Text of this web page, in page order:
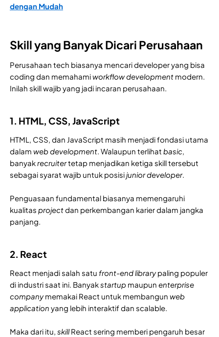
dengan Mudah
Skill yang Banyak Dicari Perusahaan
Perusahaan tech biasanya mencari developer yang bisa
coding dan memahamiworkflowdevelopment modern.
Inilah skill wajib yang jadi incaran perusahaan.
1. HTML, CSS, JavaScript
HTML, CSS, dan JavaScript masih menjadi fondasi utama
dalam web development. Walaupun terlihat basic,
banyakrecruitertetap menjadikan ketiga skill tersebut
sebagai syarat wajib untuk posisijunior developer.
Penguasaan fundamental biasanya memengaruhi
kualitas projectdan perkembangan karier dalam jangka
panjang.
2. React
React menjadi salah satu front-end librarypaling populer
di industri saat ini. Banyakstartup maupun enterprise
companymemakai React untuk membangun web
application yang lebih interaktif dan scalable.
Maka dari itu, skillReact sering memberi pengaruh besar